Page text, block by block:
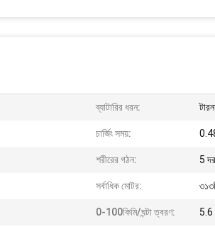
ব্যাটারির ধরন:
চার্জিং সময়:
শরীরের গঠন: 5
সর্বাধিক মোটর:
0-100কিমি/ঘন্টা ত্বরণ: 5.6